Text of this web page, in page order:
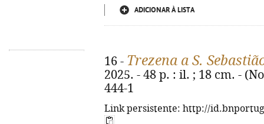
ADICIONAR À LISTA
16 - Trezena a S.
2025. - 48 p. : il. ; 18 cm. -
444-1
Link persistente: http://